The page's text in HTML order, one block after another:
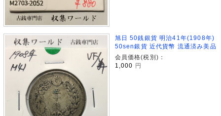
旭日 50銭銀貨 明治41年(1908年)
50sen銀貨 近代貨幣 流通済み美品
会員価格(税別)：
1,000
円